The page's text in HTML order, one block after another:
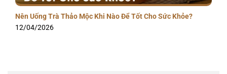
Nên Uống Trà Thảo Mộc Khi Nào Để Tốt Cho Sức Khỏe?
12/04/2026